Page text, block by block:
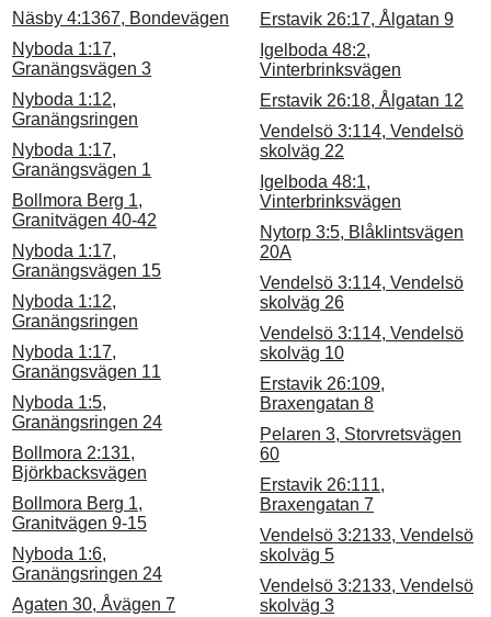
Näsby 4:1367, Bondevägen
Nyboda 1:17,
Granängsvägen 3
Nyboda 1:12,
Granängsringen
Nyboda 1:17,
Granängsvägen 1
Bollmora Berg 1,
Granitvägen 40-42
Nyboda 1:17,
Granängsvägen 15
Nyboda 1:12,
Granängsringen
Nyboda 1:17,
Granängsvägen 11
Nyboda 1:5,
Granängsringen 24
Bollmora 2:131,
Björkbacksvägen
Bollmora Berg 1,
Granitvägen 9-15
Nyboda 1:6,
Granängsringen 24
Agaten 30, Åvägen 7
Erstavik 26:17, Ålgatan 9
Igelboda 48:2,
Vinterbrinksvägen
Erstavik 26:18, Ålgatan 12
Vendelsö 3:114, Vendelsö
skolväg 22
Igelboda 48:1,
Vinterbrinksvägen
Nytorp 3:5, Blåklintsvägen
20A
Vendelsö 3:114, Vendelsö
skolväg 26
Vendelsö 3:114, Vendelsö
skolväg 10
Erstavik 26:109,
Braxengatan 8
Pelaren 3, Storvretsvägen
60
Erstavik 26:111,
Braxengatan 7
Vendelsö 3:2133, Vendelsö
skolväg 5
Vendelsö 3:2133, Vendelsö
skolväg 3